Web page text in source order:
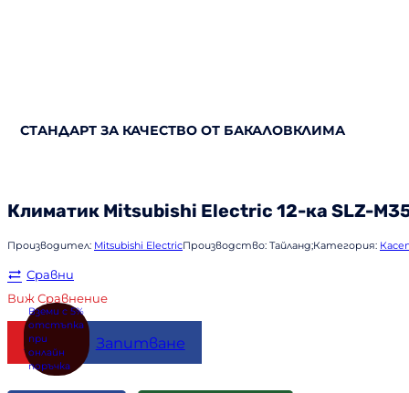
СТАНДАРТ ЗА КАЧЕСТВО ОТ БАКАЛОВКЛИМА
Климатик Mitsubishi Electric 12-ка SLZ-
Производител: Mitsubishi ElectricПроизводство: Тайланд;Категория:
Сравни
Виж Сравнение
Купи Запитване